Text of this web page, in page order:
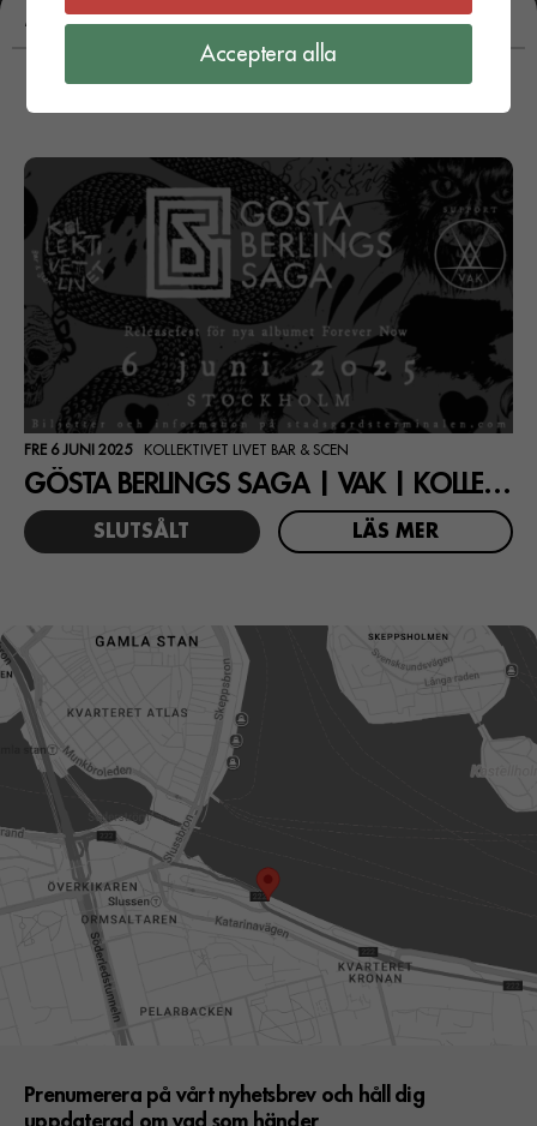
Evenemangstyp: Eternal Rock
FRE 6 JUNI 2025 KOLLEKTIVET LIVET BAR & SCEN
GÖSTA BERLINGS SAGA | VAK | KOLLEKTIVET LIVET
SLUTSÅLT LÄS MER
Prenumerera på vårt nyhetsbrev och håll dig
uppdaterad om vad som händer
Acceptera alla